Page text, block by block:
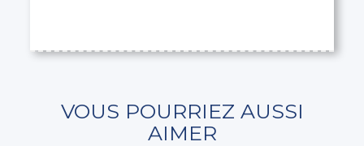
VOUS POURRIEZ AUSSI
AIMER